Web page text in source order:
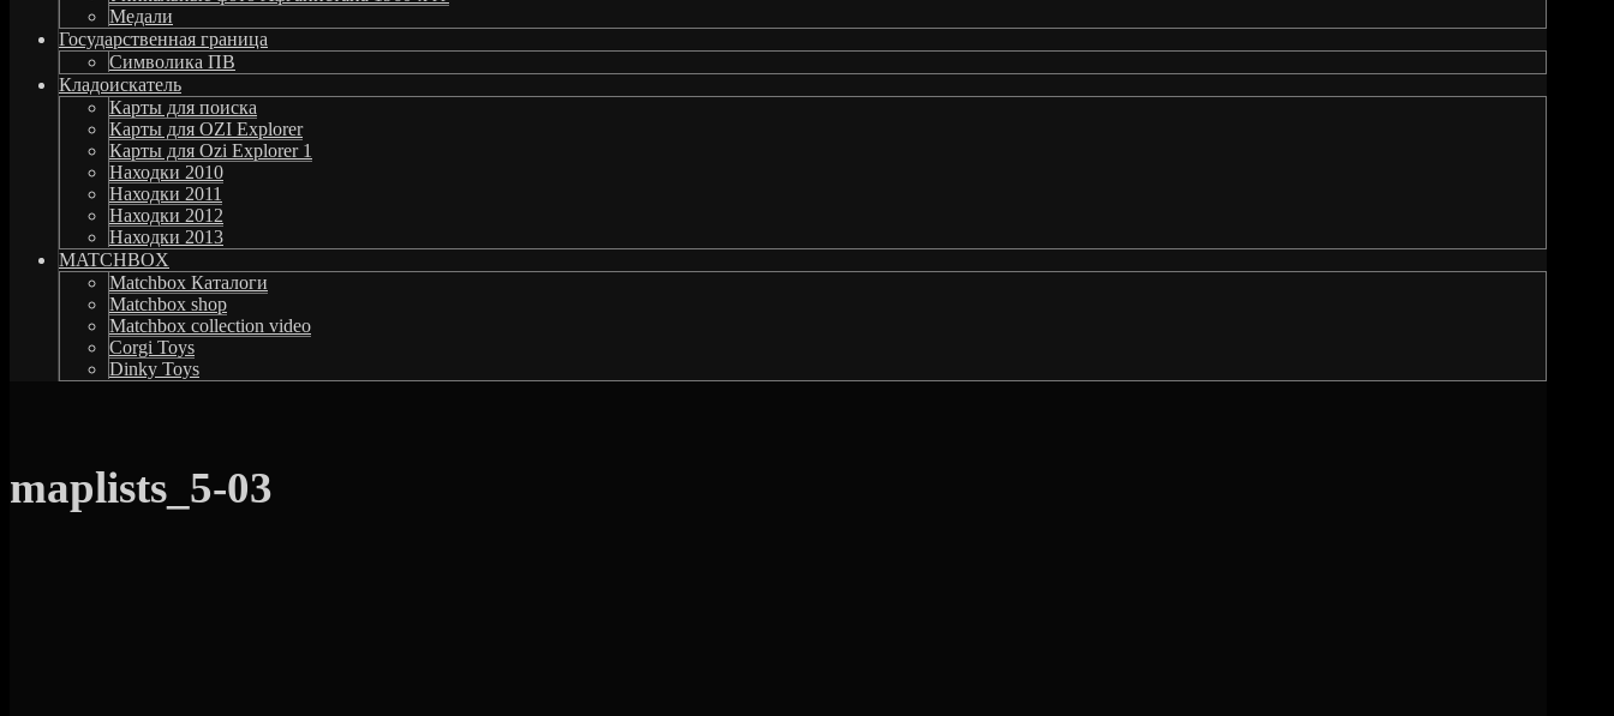
Медали
Государственная граница
Символика ПВ
Кладоискатель
Карты для поиска
Карты для OZI Explorer
Карты для Ozi Explorer 1
Находки 2010
Находки 2011
Находки 2012
Находки 2013
MATCHBOX
Matchbox Каталоги
Matchbox shop
Matchbox collection video
Corgi Toys
Dinky Toys
maplists_5-03